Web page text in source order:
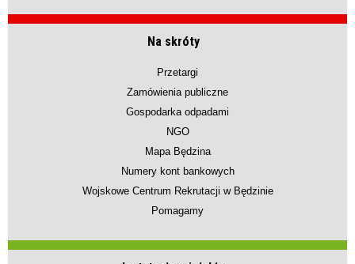
Na skróty
Przetargi
Zamówienia publiczne
Gospodarka odpadami
NGO
Mapa Będzina
Numery kont bankowych
Wojskowe Centrum Rekrutacji w Będzinie
Pomagamy